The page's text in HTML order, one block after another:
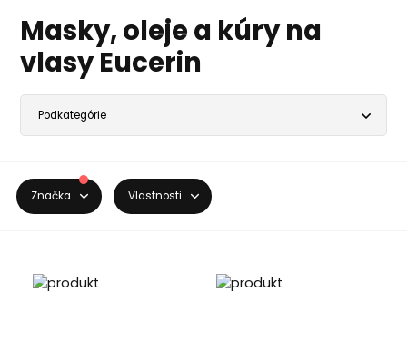
Masky, oleje a kúry na
vlasy Eucerin
Značka Vlastnosti